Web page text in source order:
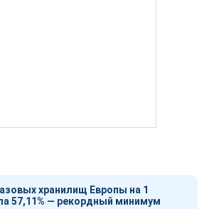
хранилищ Европы на 1
57,11% — рекордный минимум